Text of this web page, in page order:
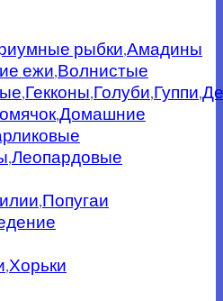
рыбки,Амадины
ежи,Волнистые
,Гекконы,Голуби,Гуппи,
,Домашние
,Леопардовые
,Попугаи
,Хорьки